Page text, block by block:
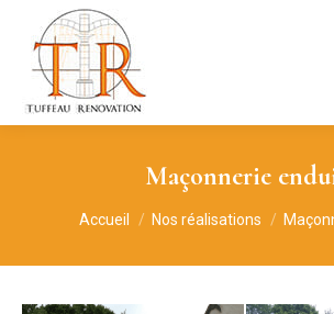
Maçonnerie
Vous êtes ici :
Accueil Nos réalisations